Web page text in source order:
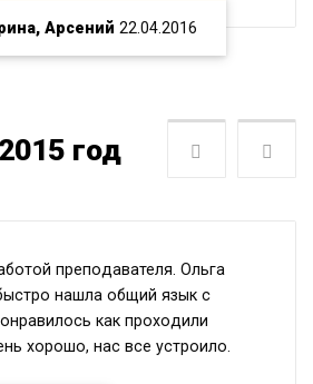
Арсений 22.04.2016
год Следующая
преподавателя. Ольга
нашла общий язык с
как проходили
хорошо, нас все устроило.